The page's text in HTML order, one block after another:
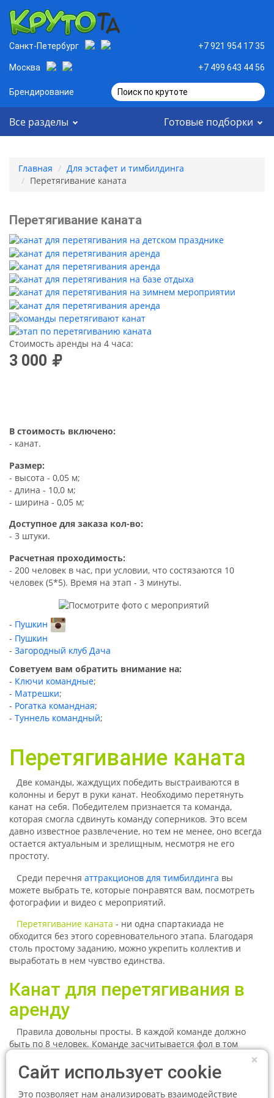
Санкт-Петербург +7 921 954 17 35
Москва +7 499 643 44 56
Брендирование Поиск по крутоте
Все разделы Готовые подборки
Главная
Для эстафет и тимбилдинга
Перетягивание каната
Перетягивание каната
Стоимость аренды на 4 часа:
3 000
В стоимость включено:
- канат.
Размер:
- высота - 0,05 м;
- длина - 10,0 м;
- ширина - 0,05 м;
Доступное для заказа кол-во:
- 3 штуки.
Расчетная проходимость:
- 200 человек в час, при условии, что состязаются 10
человек (5*5). Время на этап - 3 минуты.
Пушкин
Пушкин
Загородный клуб Дача
Советуем вам обратить внимание на:
- Ключи командные;
- Матрешки;
- Рогатка командная;
- Туннель командный;
Перетягивание каната
Две команды, жаждущих победить выстраиваются в
колонны и берут в руки канат. Необходимо перетянуть
канат на себя. Победителем признается та команда,
которая смогла сдвинуть команду соперников. Это всем
давно известное развлечение, но тем не менее, оно всегда
остается актуальным и зрелищным, несмотря не его
простоту.
Среди перечня аттракционов для тимбилдинга вы
можете выбрать те, которые понравятся вам, посмотреть
фотографии и видео с мероприятий.
Перетягивание каната - ни одна спартакиада не
обходится без этого соревновательного этапа. Благодаря
столь простому заданию, можно укрепить коллектив и
выработать в нем чувство единства.
Канат для перетягивания в
аренду
Правила довольны просты. В каждой команде должно
быть по 8 человек. Команде засчитывается фол в том
случае, если кто-либо из игрок не сможет устоять на ногах:
сядет или упадет.
Среди других силовых соревнований, мы можем
×
Сайт использует cookie
Это позволяет нам анализировать взаимодействие